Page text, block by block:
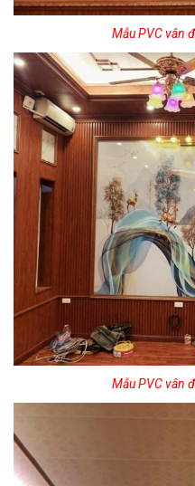
Mẫu PVC vân
Mẫu PVC vân